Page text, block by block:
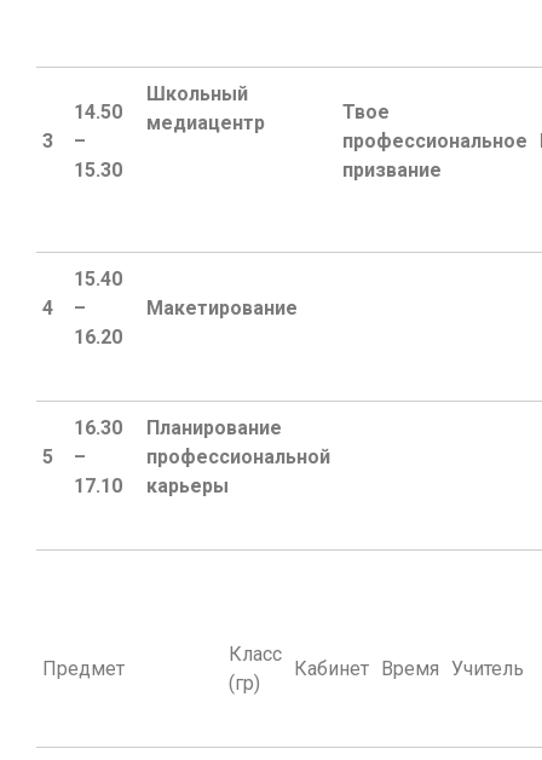
3
14.50
–
15.30
Школьный
медиацентр
Твое
профессиональное
призвание
4
15.40
–
16.20
Макетирование
5
16.30
–
17.10
Планирование
профессиональной
карьеры
Предмет
Класс
(гр)
Кабинет Время Учитель